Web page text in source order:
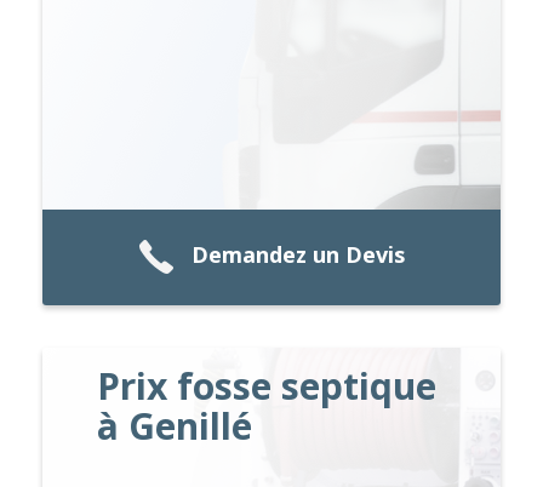
Demandez un Devis
Prix fosse septique
à Genillé